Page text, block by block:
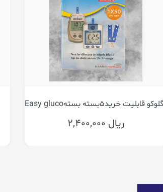
Easy glucoنوار تست قند خون ایزی گلوکو قابلیت خرید۵بسته بسته نوار تست قند 25 عددی بایونیم
2,100,000 ریال